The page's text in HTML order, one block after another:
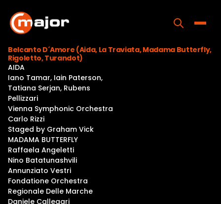
content
Programs
Releases
Belcanto D´Amore (Aida, La Traviata, Madama Butterfly,
Rigoletto, Turandot)
AIDA
Iano Tamar, Iain Paterson,
Tatiana Serjan, Rubens
Pellizzari
Vienna Symphonic Orchestra
Carlo Rizzi
Staged by Graham Vick
MADAMA BUTTERFLY
Raffaela Angeletti
Nino Batatunashvili
Annunziato Vestri
Fondatione Orchestra
Regionale Delle Marche
Daniele Callegari